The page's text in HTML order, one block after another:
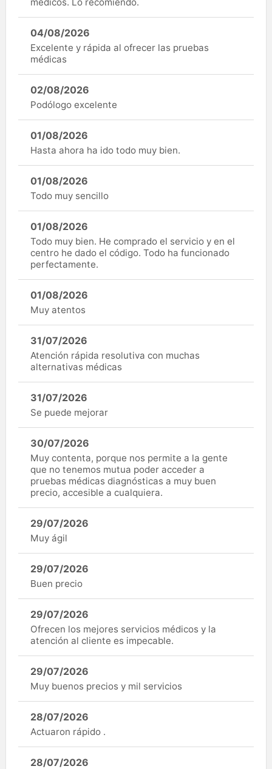
04/08/2026
Excelente y rápida al ofrecer las pruebas
médicas
02/08/2026
Podólogo excelente
01/08/2026
Hasta ahora ha ido todo muy bien.
01/08/2026
Todo muy sencillo
01/08/2026
Todo muy bien. He comprado el servicio y en el
centro he dado el código. Todo ha funcionado
perfectamente.
01/08/2026
Muy atentos
31/07/2026
Atención rápida resolutiva con muchas
alternativas médicas
31/07/2026
Se puede mejorar
30/07/2026
Muy contenta, porque nos permite a la gente
que no tenemos mutua poder acceder a
pruebas médicas diagnósticas a muy buen
precio, accesible a cualquiera.
29/07/2026
Muy ágil
29/07/2026
Buen precio
29/07/2026
Ofrecen los mejores servicios médicos y la
atención al cliente es impecable.
29/07/2026
Muy buenos precios y mil servicios
28/07/2026
Actuaron rápido .
28/07/2026